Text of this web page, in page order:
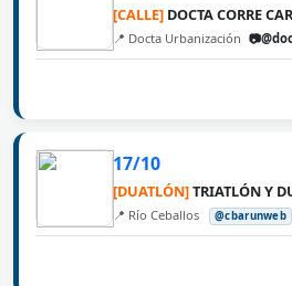
[CALLE] DOCTA CORRE
📍 Docta Urbanización
17/10
[DUATLÓN]TRIATLÓN Y
📍 Río Ceballos @cbarunweb